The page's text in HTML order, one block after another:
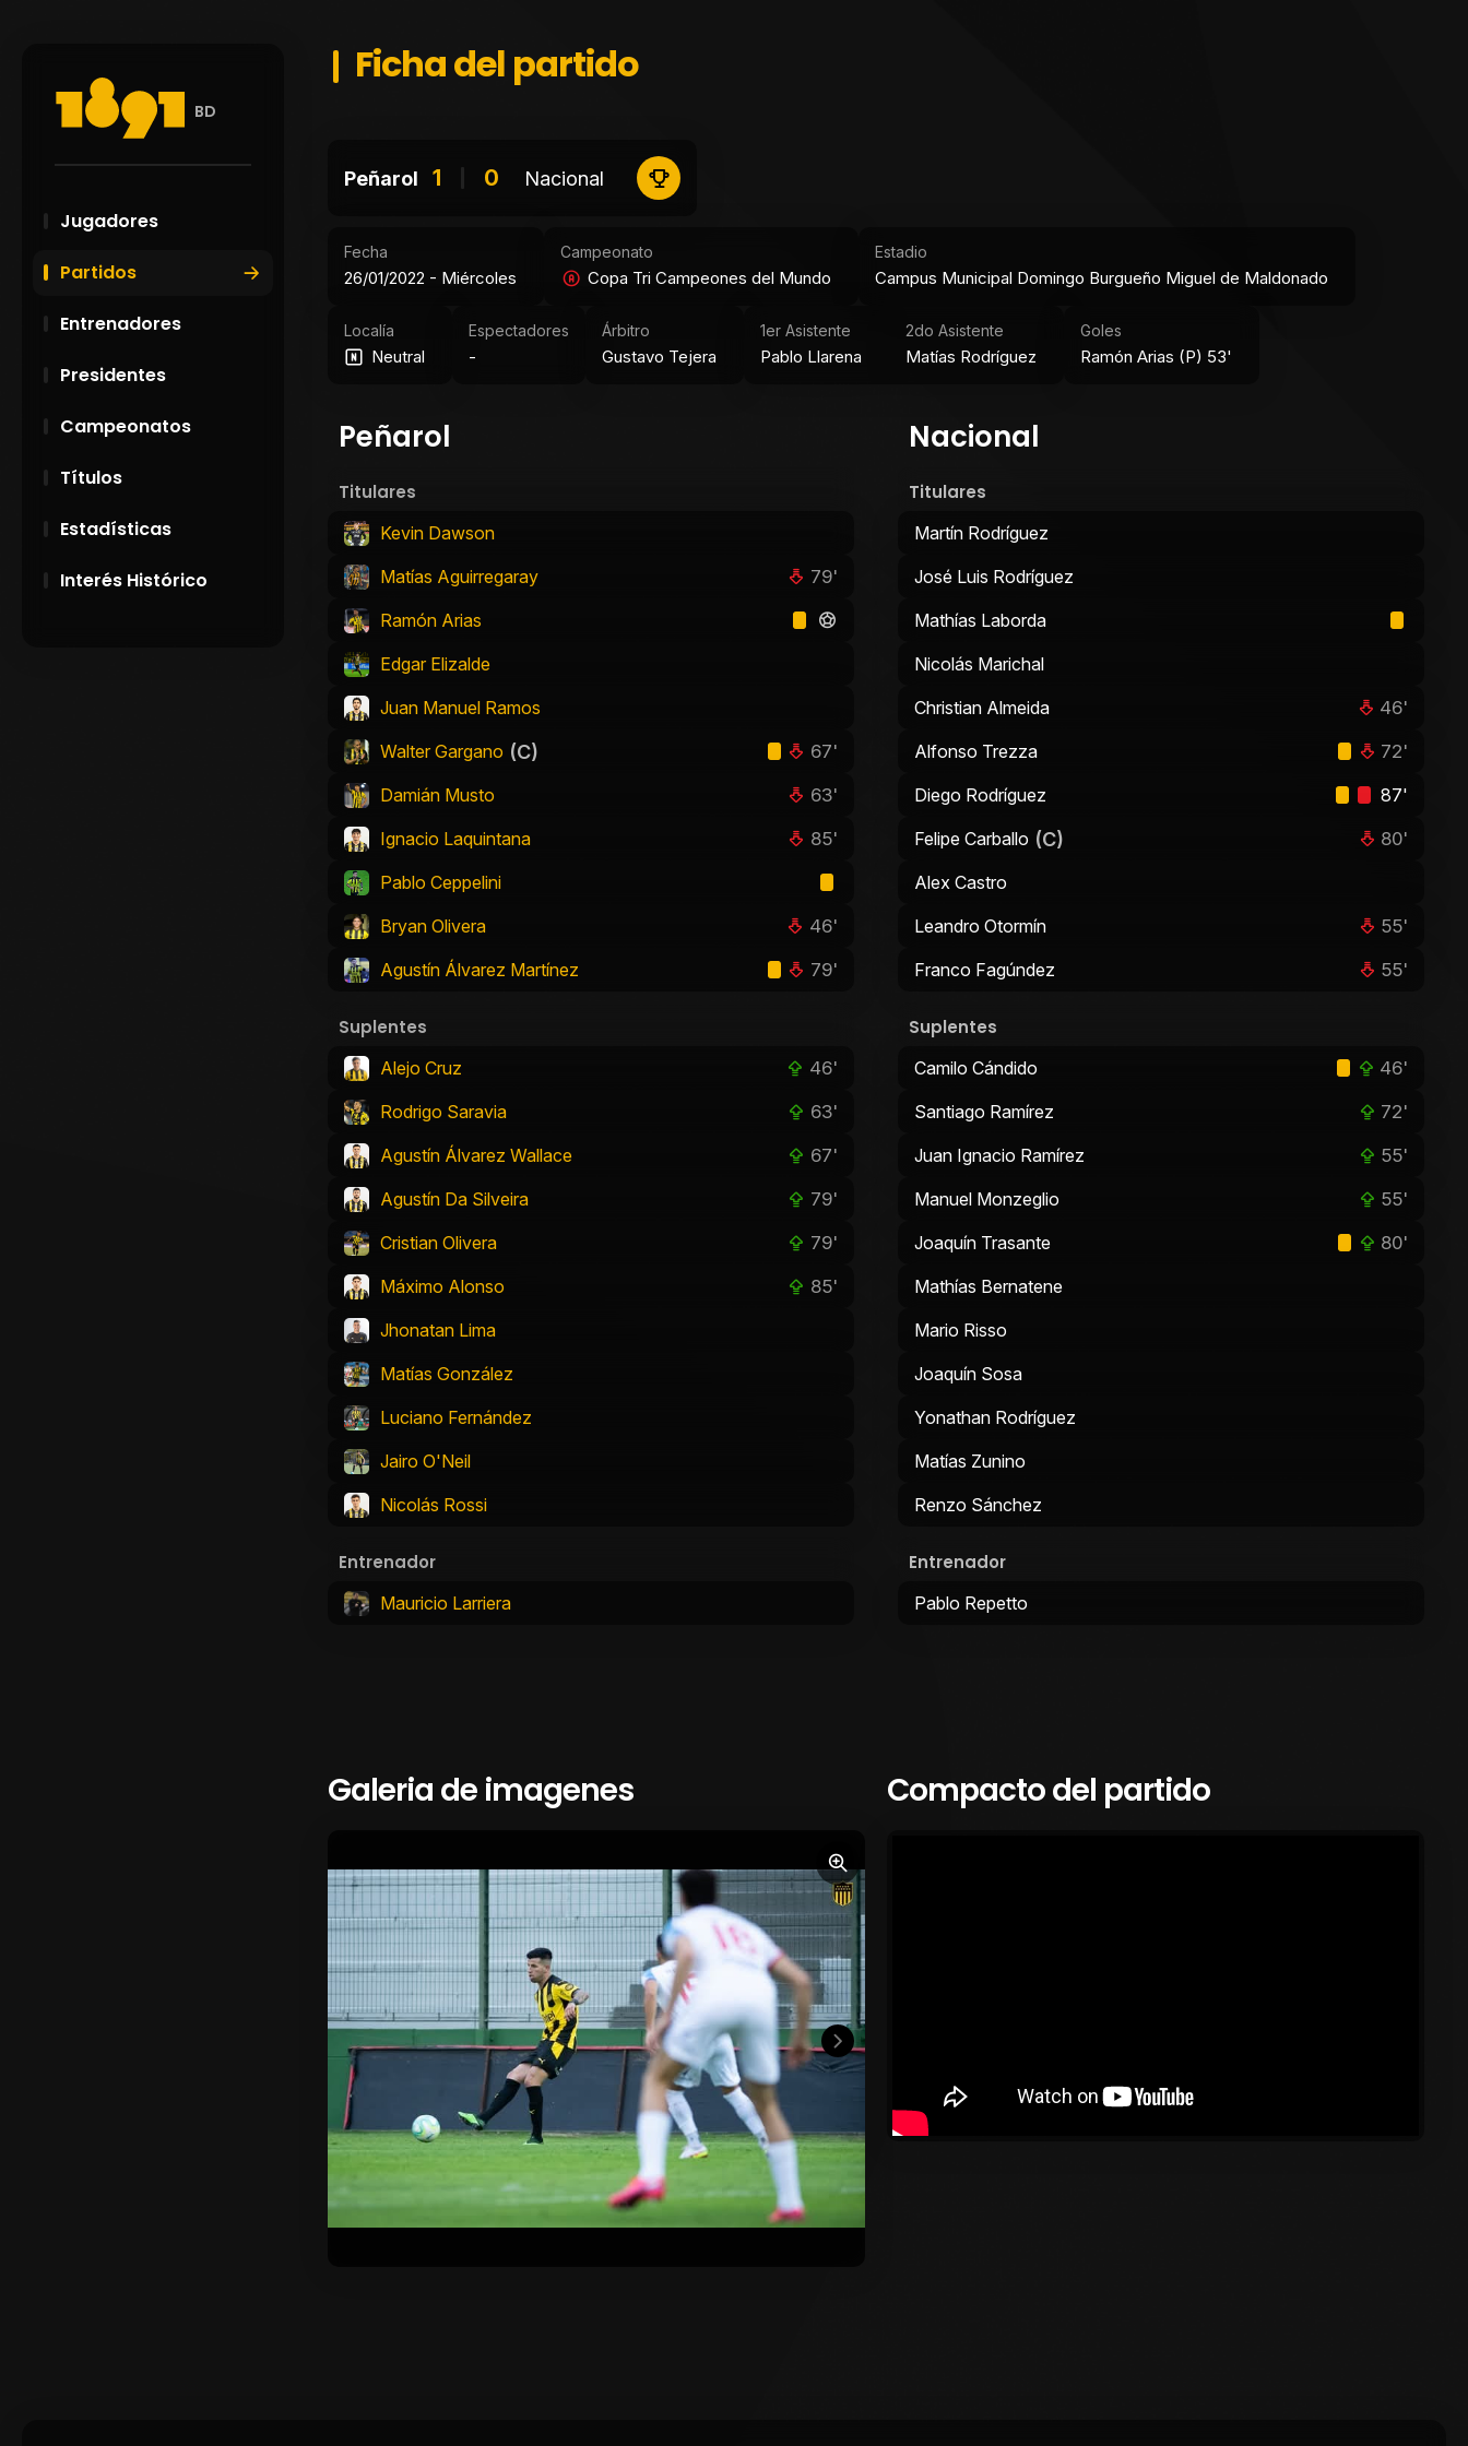
BD
Jugadores
Partidos
Entrenadores
Presidentes
Campeonatos
Títulos
Estadísticas
Interés Histórico
Ficha del partido
Peñarol 1 0 Nacional
Fecha
26/01/2022 - Miércoles
Campeonato
Copa Tri Campeones del Mundo
Estadio
Campus Municipal Domingo Burgueño Miguel de Maldonado
Localía
Neutral
Espectadores
-
Árbitro
Gustavo Tejera
1er Asistente
Pablo Llarena
2do Asistente
Matías Rodríguez
Goles
Ramón Arias (P) 53'
Peñarol
Titulares
Kevin Dawson
Matías Aguirregaray
79'
Ramón Arias
Edgar Elizalde
Juan Manuel Ramos
Walter Gargano (C) 67'
Damián Musto 63'
Ignacio Laquintana 85'
Pablo Ceppelini
Bryan Olivera
46'
Agustín Álvarez Martínez 79'
Suplentes
Alejo Cruz 46'
Rodrigo Saravia 63'
Agustín Álvarez Wallace 67'
Agustín Da Silveira 79'
Cristian Olivera 79'
Máximo Alonso 85'
Jhonatan Lima
Matías González
Luciano Fernández
Jairo O'Neil
Nicolás Rossi
Entrenador
Mauricio Larriera
Nacional
Titulares
Martín Rodríguez
José Luis Rodríguez
Mathías Laborda
Nicolás Marichal
Christian Almeida
46'
Alfonso Trezza 72'
Diego Rodríguez
87'
Felipe Carballo (C) 80'
Alex Castro
Leandro Otormín
55'
Franco Fagúndez 55'
Suplentes
Camilo Cándido 46'
Santiago Ramírez 72'
Juan Ignacio Ramírez 55'
Manuel Monzeglio 55'
Joaquín Trasante 80'
Mathías Bernatene
Mario Risso
Joaquín Sosa
Yonathan Rodríguez
Matías Zunino
Renzo Sánchez
Entrenador
Pablo Repetto
Galeria de imagenes Compacto del partido